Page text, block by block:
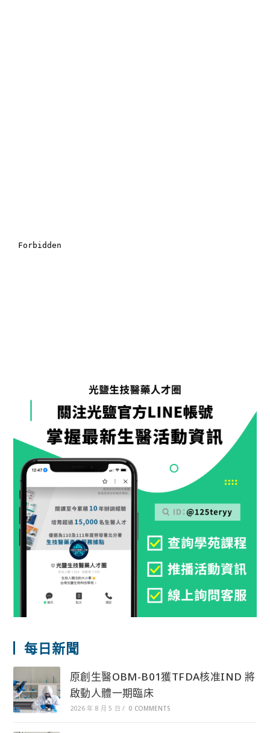
每日新聞
原創生醫OBM-B01獲TFDA核准IND 將
啟動人體一期臨床
2026 年 8 月 5 日 / 0 COMMENTS